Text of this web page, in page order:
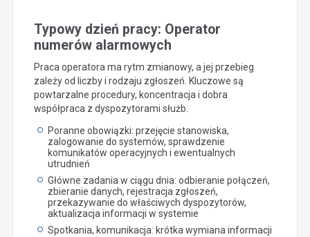
Typowy dzień pracy: Operator
numerów alarmowych
Praca operatora ma rytm zmianowy, a jej przebieg
zależy od liczby i rodzaju zgłoszeń. Kluczowe są
powtarzalne procedury, koncentracja i dobra
współpraca z dyspozytorami służb.
Poranne obowiązki: przejęcie stanowiska,
zalogowanie do systemów, sprawdzenie
komunikatów operacyjnych i ewentualnych
utrudnień
Główne zadania w ciągu dnia: odbieranie połączeń,
zbieranie danych, rejestracja zgłoszeń,
przekazywanie do właściwych dyspozytorów,
aktualizacja informacji w systemie
Spotkania, komunikacja: krótka wymiana informacji